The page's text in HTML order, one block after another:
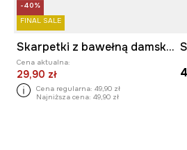
-40%
FINAL SALE
Skarpetki z bawełną damskie w koty (2-pack)
Cena aktualna:
29,90 zł
Cena regularna: 49,90 zł
Najniższa cena: 49,90 zł